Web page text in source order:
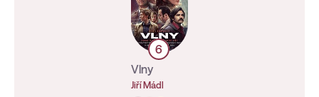
6
Vlny
Jiří Mádl